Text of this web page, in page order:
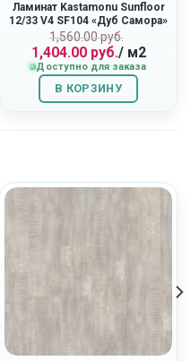
Ламинат Kastamonu Sunfloor
12/33 V4 SF104 «Дуб Самора»
1,560.00руб.
цена
составляла
1,560.00
руб..
1,404.00руб.
Текущая
цена:
1,404.00
руб..
/ м2
Доступно для заказа
В КОРЗИНУ